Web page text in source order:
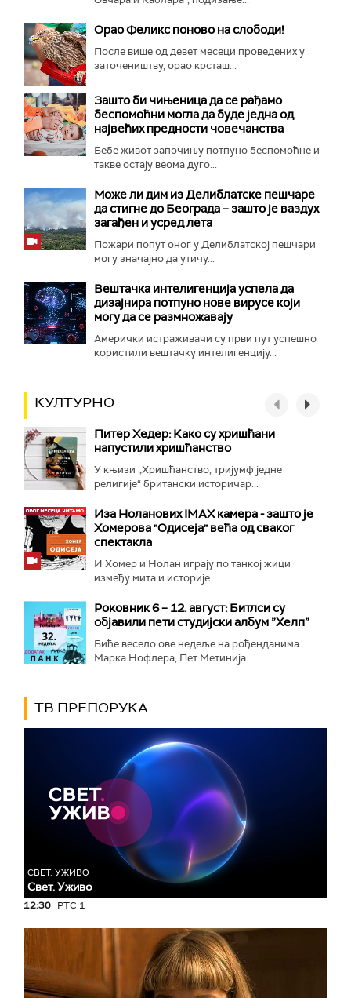
Орао Феликс поново на слободи!
После више од девет месеци проведених у
заточеништву, орао крсташ...
Зашто би чињеница да се рађамо
беспомоћни могла да буде једна од
највећих предности човечанства
Бебе живот започињу потпуно беспомоћне и
такве остају веома дуго...
Може ли дим из Делиблатске пешчаре
да стигне до Београда – зашто је ваздух
загађен и усред лета
Пожари попут оног у Делиблатској пешчари
могу значајно да утичу...
Вештачка интелигенција успела да
дизајнира потпуно нове вирусе који
могу да се размножавају
Амерички истраживачи су први пут успешно
користили вештачку интелигенцију...
КУЛТУРНО
Питер Хедер: Како су хришћани
напустили хришћанство
У књизи „Хришћанство, тријумф једне
религије“ британски историчар...
Иза Ноланових IMAX камера - зашто је
Хомерова "Одисеја" већа од сваког
спектакла
И Хомер и Нолан играју по танкој жици
између мита и историје...
Роковник 6 – 12. август: Битлси су
објавили пети студијски албум ”Хелп”
Биће весело ове недеље на рођенданима
Марка Нофлера, Пет Метинија...
ТВ ПРЕПОРУКА
СВЕТ. УЖИВО
Свет. Уживо
12:30 РТС 1